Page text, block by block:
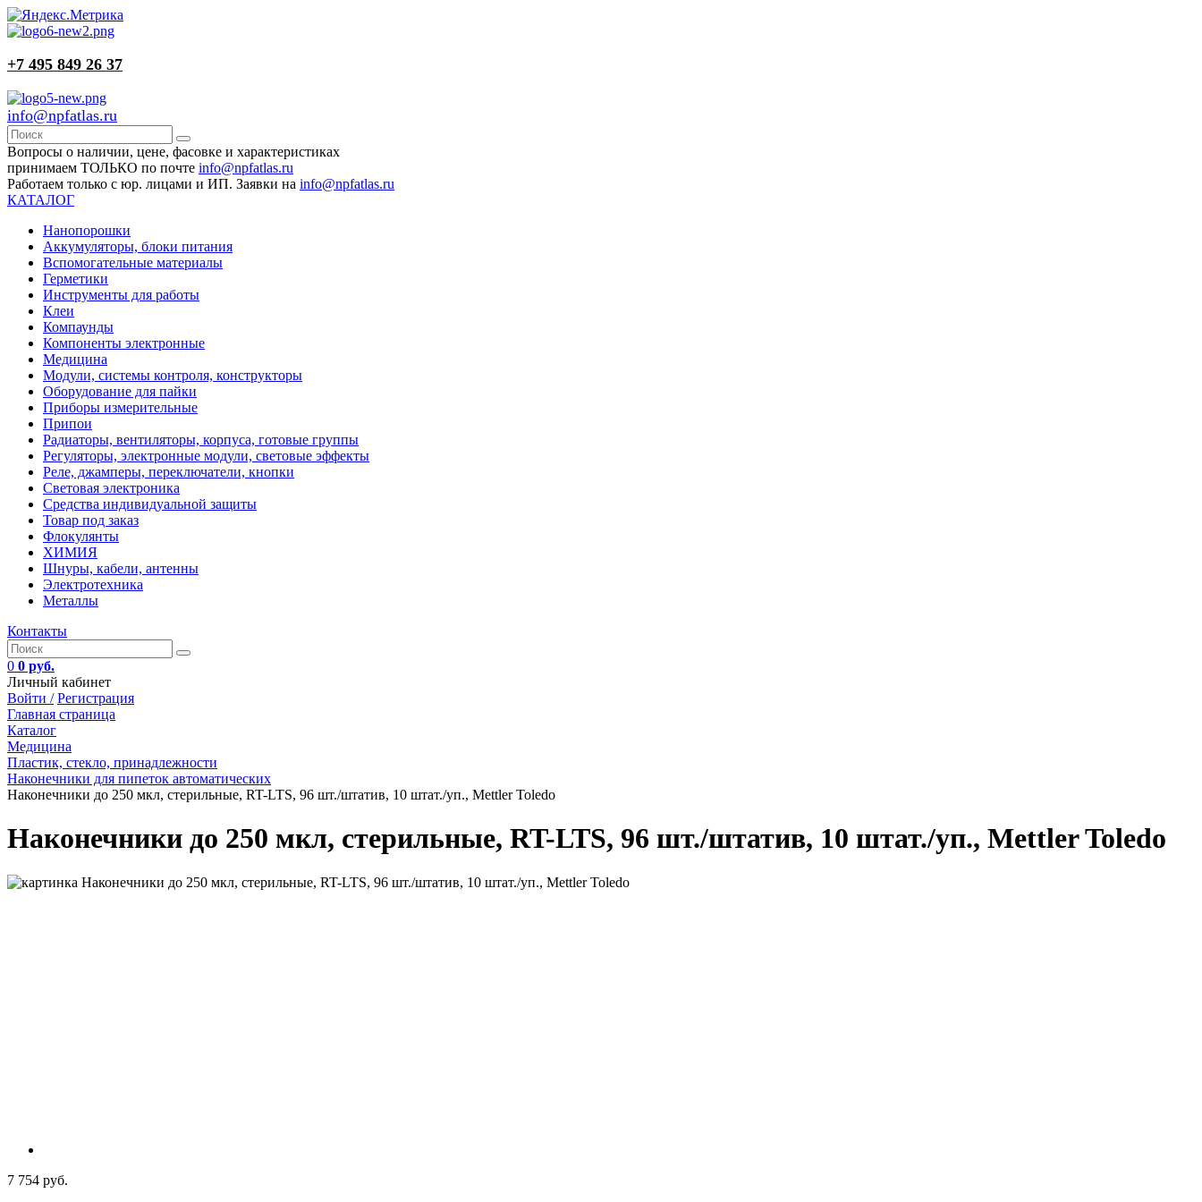
+7 495 849 26 37
info@npfatlas.ru
Вопросы о наличии, цене, фасовке и характеристиках
принимаем ТОЛЬКО по почте info@npfatlas.ru
Работаем только с юр. лицами и ИП. Заявки на info@npfatlas.ru
КАТАЛОГ
Нанопорошки
Аккумуляторы, блоки питания
Вспомогательные материалы
Герметики
Инструменты для работы
Клеи
Компаунды
Компоненты электронные
Медицина
Модули, системы контроля, конструкторы
Оборудование для пайки
Приборы измерительные
Припои
Радиаторы, вентиляторы, корпуса, готовые группы
Регуляторы, электронные модули, световые эффекты
Реле, джамперы, переключатели, кнопки
Световая электроника
Средства индивидуальной защиты
Товар под заказ
Флокулянты
ХИМИЯ
Шнуры, кабели, антенны
Электротехника
Металлы
Контакты
0 0 руб.
Личный кабинет
Войти / Регистрация
Главная страница
Каталог
Медицина
Пластик, стекло, принадлежности
Наконечники для пипеток автоматических
Наконечники до 250 мкл, стерильные, RT-LTS, 96 шт./штатив, 10 штат./уп., Mettler Toledo
Наконечники до 250 мкл, стерильные, RT-LTS, 96 шт./штатив, 10 штат./уп., Mettler Toledo
7 754 руб.